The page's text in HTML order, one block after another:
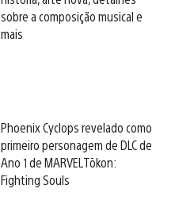
sobre a composição musical e
mais
Phoenix Cyclops revelado como
primeiro personagem de DLC de
Ano 1 de MARVEL Tōkon:
Fighting Souls